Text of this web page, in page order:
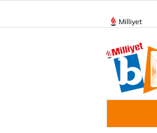
Milliyet